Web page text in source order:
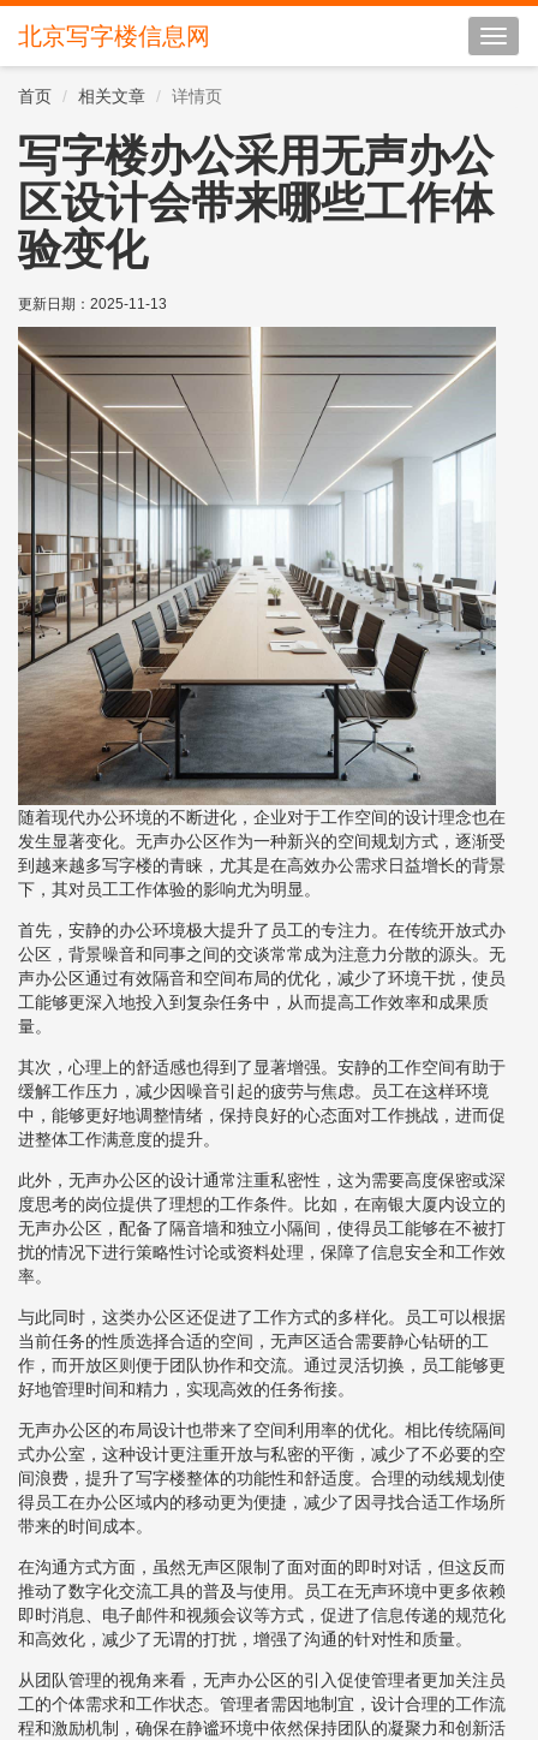
切
换
北京写字楼信息网
首页 相关文章 详情页
写字楼办公采用无声办公
区设计会带来哪些工作体
验变化
更新日期： 2025-11-13
随着现代办公环境的不断进化，企业对于工作空间的设计理念也在
发生显著变化。无声办公区作为一种新兴的空间规划方式，逐渐受
到越来越多写字楼的青睐，尤其是在高效办公需求日益增长的背景
下，其对员工工作体验的影响尤为明显。
首先，安静的办公环境极大提升了员工的专注力。在传统开放式办
公区，背景噪音和同事之间的交谈常常成为注意力分散的源头。无
声办公区通过有效隔音和空间布局的优化，减少了环境干扰，使员
工能够更深入地投入到复杂任务中，从而提高工作效率和成果质
量。
其次，心理上的舒适感也得到了显著增强。安静的工作空间有助于
缓解工作压力，减少因噪音引起的疲劳与焦虑。员工在这样环境
中，能够更好地调整情绪，保持良好的心态面对工作挑战，进而促
进整体工作满意度的提升。
此外，无声办公区的设计通常注重私密性，这为需要高度保密或深
度思考的岗位提供了理想的工作条件。比如，在南银大厦内设立的
无声办公区，配备了隔音墙和独立小隔间，使得员工能够在不被打
扰的情况下进行策略性讨论或资料处理，保障了信息安全和工作效
率。
与此同时，这类办公区还促进了工作方式的多样化。员工可以根据
当前任务的性质选择合适的空间，无声区适合需要静心钻研的工
作，而开放区则便于团队协作和交流。通过灵活切换，员工能够更
好地管理时间和精力，实现高效的任务衔接。
无声办公区的布局设计也带来了空间利用率的优化。相比传统隔间
式办公室，这种设计更注重开放与私密的平衡，减少了不必要的空
间浪费，提升了写字楼整体的功能性和舒适度。合理的动线规划使
得员工在办公区域内的移动更为便捷，减少了因寻找合适工作场所
带来的时间成本。
在沟通方式方面，虽然无声区限制了面对面的即时对话，但这反而
推动了数字化交流工具的普及与使用。员工在无声环境中更多依赖
即时消息、电子邮件和视频会议等方式，促进了信息传递的规范化
和高效化，减少了无谓的打扰，增强了沟通的针对性和质量。
从团队管理的视角来看，无声办公区的引入促使管理者更加关注员
工的个体需求和工作状态。管理者需因地制宜，设计合理的工作流
程和激励机制，确保在静谧环境中依然保持团队的凝聚力和创新活